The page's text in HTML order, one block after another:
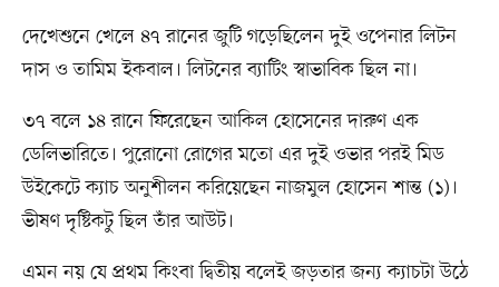
দেখেশুনে খেলে ৪৭ রানের জুটি গড়েছিলেন দুই ওপেনার লিটন
দাস ও তামিম ইকবাল। লিটনের ব্যাটিং স্বাভাবিক ছিল না।
৩৭ বলে ১৪ রানে ফিরেছেন আকিল হোসেনের দারুণ এক
ডেলিভারিতে। পুরোনো রোগের মতো এর দুই ওভার পরই মিড
উইকেটে ক্যাচ অনুশীলন করিয়েছেন নাজমুল হোসেন শান্ত (১)।
ভীষণ দৃষ্টিকটু ছিল তাঁর আউট।
এমন নয় যে প্রথম কিংবা দ্বিতীয় বলেই জড়তার জন্য ক্যাচটা উঠে